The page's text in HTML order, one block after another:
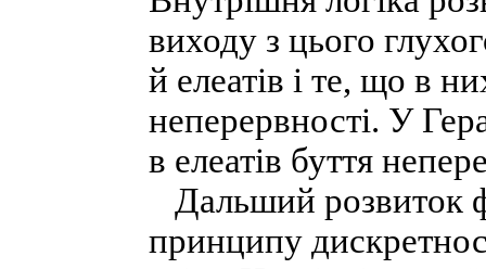
виходу з цього
й елеатів і те, що в
неперервності. У
в елеатів буття
Дальший розвиток
принципу